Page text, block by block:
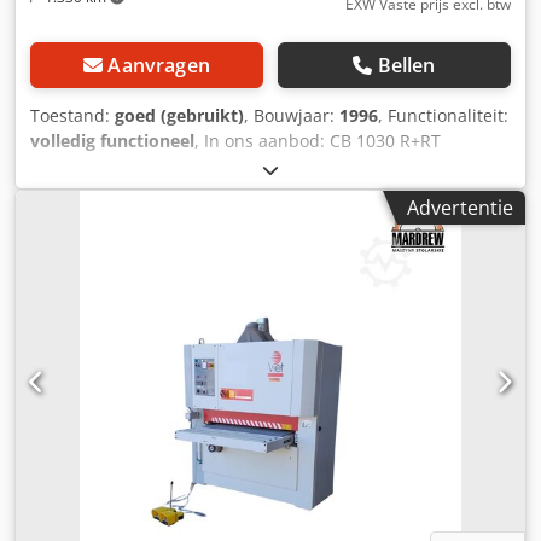
telefoonnummer!)
Aanvragen Bellen
Toestand: goed (gebruikt), Bouwjaar: 1996, Functionaliteit:
volledig functioneel, In ons aanbod: CB 1030 R+RT
bandschuurmachine, 1050 mm De machine is gebruikt, is
technisch nagekeken, volledig functioneel en klaar voor
gebruik. Voor aankoop kunt u de machine in onze vestiging
starten en grondig controleren. Het grootste voordeel van
mogelijk zijn. De combinatie van een kalibreerwals met
een combi-eenheid (rubberen wals en schuurzool) zorgt
ervoor dat de machine uitstekend geschikt is voor het
bewerken van massief hout, gelamineerde onderdelen,
houtvezelplaten en voor het voorbereiden van
oppervlakken voor lakken en verdere bewerking.
Specificaties: • Fabrikant: CB • Model: 1030 R+RT Crsdpfx
Aszmhzyek Esf • Werkbreedte: 1050 mm • Maximale
werkhoogte: 160 mm • Aantal slijpeenheden: 2 • Eerste
Advertentie